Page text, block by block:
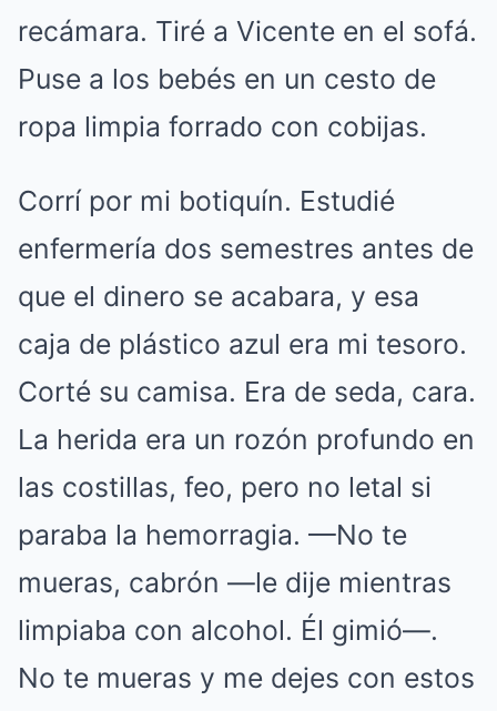
recámara. Tiré a Vicente en el sofá.
Puse a los bebés en un cesto de
ropa limpia forrado con cobijas.
Corrí por mi botiquín. Estudié
enfermería dos semestres antes de
que el dinero se acabara, y esa
caja de plástico azul era mi tesoro.
Corté su camisa. Era de seda, cara.
La herida era un rozón profundo en
las costillas, feo, pero no letal si
paraba la hemorragia. —No te
mueras, cabrón —le dije mientras
limpiaba con alcohol. Él gimió—.
No te mueras y me dejes con estos